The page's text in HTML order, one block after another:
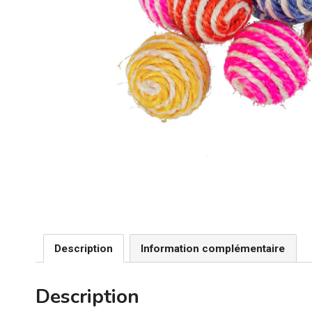
Description Information complémentaire
Description